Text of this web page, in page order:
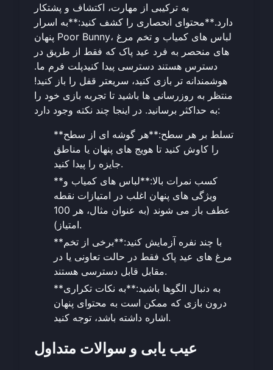
به ترکیبی از مهارت، اکتشاف و پشتکار
دارد.**محتوای انحصاری را کشف کنید:**به اسرار
پنهان Poor Bunny، لباس های کمیاب و تخم مرغ
های منحصر به فرد عید پاک که فقط از طریق در
دسترس هستند دسترسی پیدا کنیدپلت فرم ما.
هوشمندانه تر بازی کنید، سریعتر قفل را باز کنید!
منتظر به روزرسانی ها باشید تا تجربه بازی خود را
به حداکثر برسانید. در اینجا چند نکته وجود دارد:
**تسلط بر هر سطح:**هر گوشه ای از سطح
را کاوش کنید تا هویج های پنهان یا مناطق
جایزه را پیدا کنید.
**کسب نمرات بالا:**لباس های کمیاب و
ویژگی های پنهان اغلب در امتیازات نقطه
عطف باز می شوند (به عنوان مثال، هر 100
امتیاز).
**با چند نفره آزمایش کنید:**برخی از تخم
مرغ های عید پاک فقط در حالت تعاونی یا در
مقابل قابل دسترسی هستند.
**به دنبال الگوها باشید:**به نکات تکراری
درون بازی که ممکن است به محتوای پنهان
اشاره داشته باشد، توجه کنید.
عیب یابی و سوالات متداول